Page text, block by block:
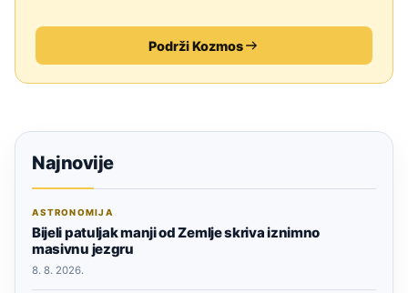
Podrži Kozmos
Najnovije
ASTRONOMIJA
Bijeli patuljak manji od Zemlje skriva iznimno
masivnu jezgru
8. 8. 2026.